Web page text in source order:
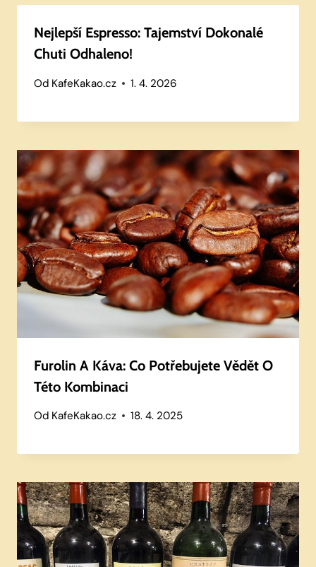
Nejlepší Espresso: Tajemství Dokonalé
Chuti Odhaleno!
Od KafeKakao.cz 1. 4. 2026
Furolin A Káva: Co Potřebujete Vědět O
Této Kombinaci
Od KafeKakao.cz 18. 4. 2025